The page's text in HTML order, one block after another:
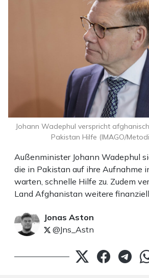
Außenminister Johann Wadephul
die in Pakistan auf ihre Aufnahme
warten, schnelle Hilfe zu. Zudem
Land Afghanistan weitere
Jonas Aston
@Jns_Astn
Johann Wadephul verspricht
Pakistan Hilfe (IMAGO/